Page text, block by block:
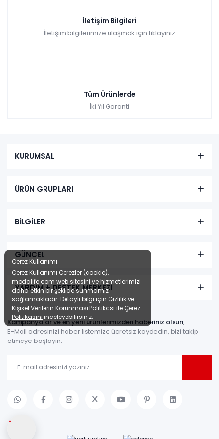
↑
İletişim Bilgileri
İletişim bilgilerimize ulaşmak için tıklayınız
Tüm Ürünlerde
İki Yıl Garanti
KURUMSAL
ÜRÜN GRUPLARI
BİLGİLER
GÜNCEL
YARDIM + DESTEK MERKEZİ
Kampanyalar ve en yeni ürünlerimizden haberiniz olsun,
E-Mail adresinizi haber listemize ücretsiz kaydedin, bizi takip
etmeye başlayın.
Çerez Kullanımı
Çerez Kullanımı Çerezler (cookie),
modalife.com web sitesini ve hizmetlerimizi
daha etkin bir şekilde sunmamızı
sağlamaktadır. Detaylı bilgi için Gizlilik ve
Kişisel Verilerin Korunması Politikası ile Çerez
Politikasını inceleyebilirsiniz.